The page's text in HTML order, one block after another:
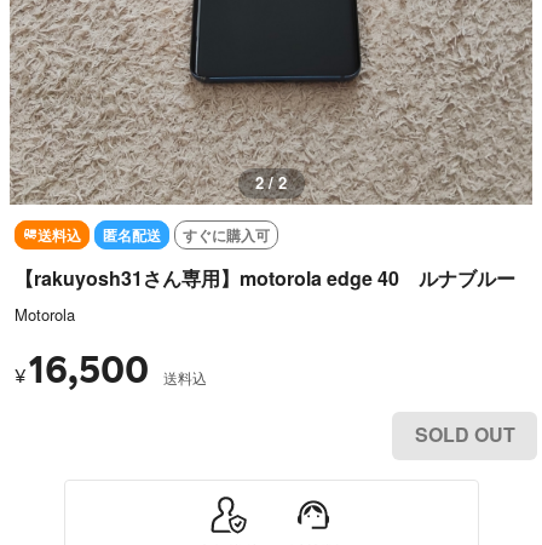
2 / 2
送料込 匿名配送 すぐに購入可
【rakuyosh31さん専用】motorola edge 40 ルナブルー
Motorola
¥16,500 送料込
SOLD OUT